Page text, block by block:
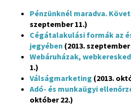
Pénzünknél maradva.
szeptember 11.)
Cégátalakulási formák az
jegyében (2013. szeptember
Webáruházak,
1.)
Válságmarketing (2013.
Adó- és munkaügyi
október 22.)